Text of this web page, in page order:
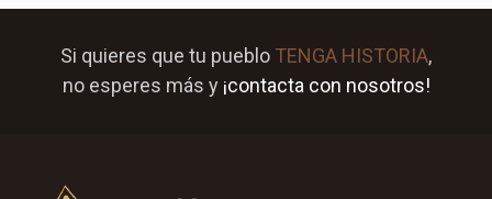
Si quieres que tu pueblo TENGA HISTORIA,
no esperes más y ¡contacta con nosotros!